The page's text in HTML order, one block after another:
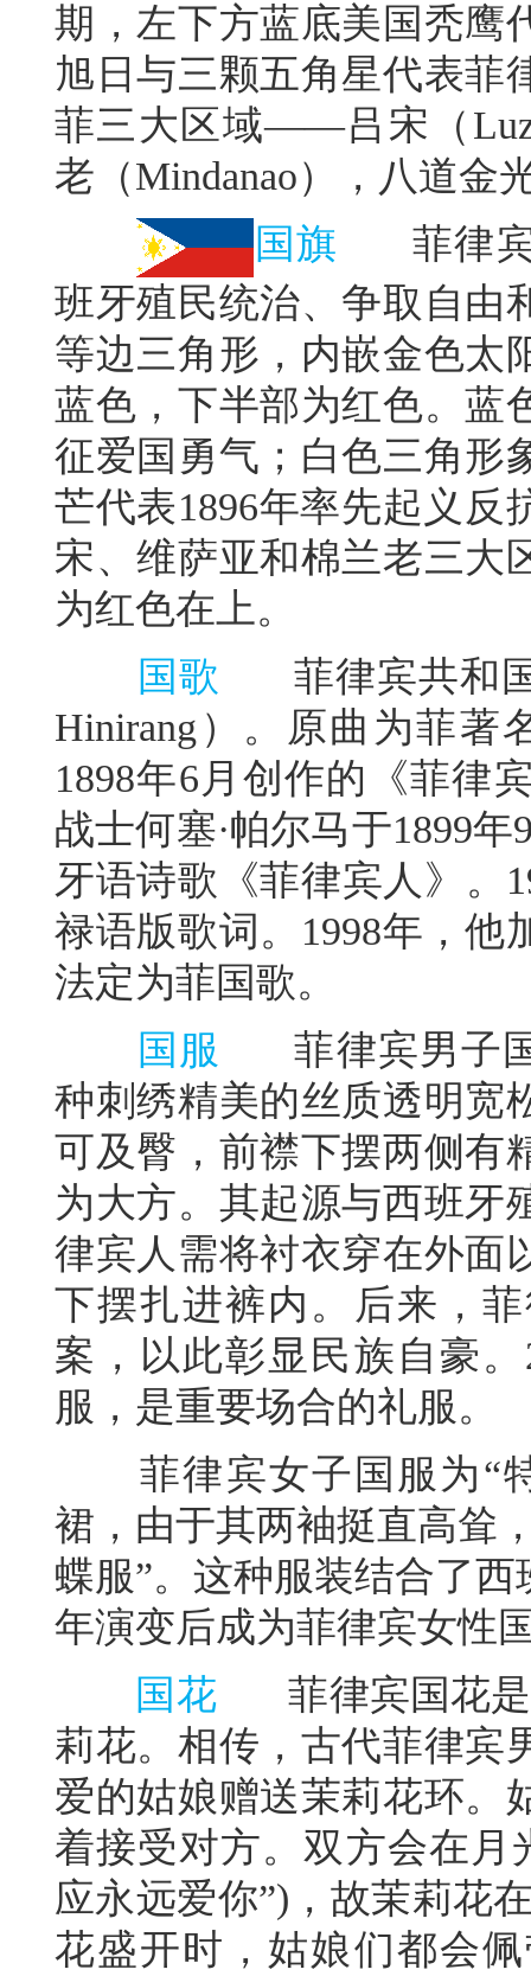
期，左下方蓝底美国秃鹰
旭日与三颗五角星代表菲
菲三大区域——吕宋（
老（Mindanao），八道金
国旗 菲律宾
班牙殖民统治、争取自由
等边三角形，内嵌金色太
蓝色，下半部为红色。蓝
征爱国勇气；白色三角形
芒代表1896年率先起义反
宋、维萨亚和棉兰老三大
为红色在上。
国歌 菲律宾共和国
Hinirang）。原曲为菲著
1898年6月创作的《菲律
战士何塞·帕尔马于1899
牙语诗歌《菲律宾人》。
禄语版歌词。1998年，他
法定为菲国歌。
国服
菲律宾男子国
种刺绣精美的丝质透明宽
可及臀，前襟下摆两侧有
为大方。其起源与西班牙
律宾人需将衬衣穿在外面
下摆扎进裤内。后来，
案，以此彰显民族自豪
服，是重要场合的礼服。
菲律宾女子国服为“特
裙，由于其两袖挺直高耸
蝶服”。这种服装结合了
年演变后成为菲律宾女性
国花
菲律宾国花是
莉花。相传，古代菲律宾
爱的姑娘赠送茉莉花环。
着接受对方。双方会在月
应永远爱你”)，故茉莉花
花盛开时，姑娘们都会